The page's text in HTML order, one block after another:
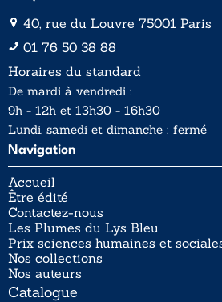
40, rue du Louvre 75001 Paris
01 76 50 38 88
Horaires du standard
De mardi à vendredi :
9h - 12h et 13h30 - 16h30
Lundi, samedi et dimanche : fermé
Navigation
Accueil
Être édité
Contactez-nous
Les Plumes du Lys Bleu
Prix sciences humaines et
Nos collections
Nos auteurs
Catalogue